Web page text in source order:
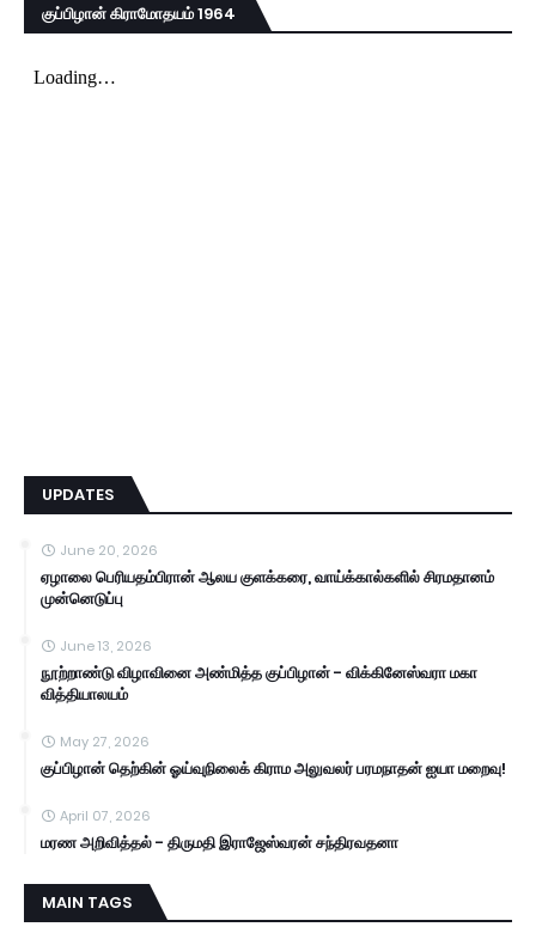
குப்பிழான் கிராமோதயம் 1964
UPDATES
June 20, 2026
ஏழாலை பெரியதம்பிரான் ஆலய குளக்கரை, வாய்க்கால்களில் சிரமதானம்
முன்னெடுப்பு
June 13, 2026
நூற்றாண்டு விழாவினை அண்மித்த குப்பிழான் - விக்கினேஸ்வரா மகா
வித்தியாலயம்
May 27, 2026
குப்பிழான் தெற்கின் ஓய்வுநிலைக் கிராம அலுவலர் பரமநாதன் ஐயா மறைவு!
April 07, 2026
மரண அறிவித்தல் - திருமதி இராஜேஸ்வரன் சந்திரவதனா
MAIN TAGS